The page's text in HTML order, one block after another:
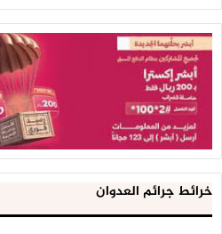
خرائط جرائم العدوان